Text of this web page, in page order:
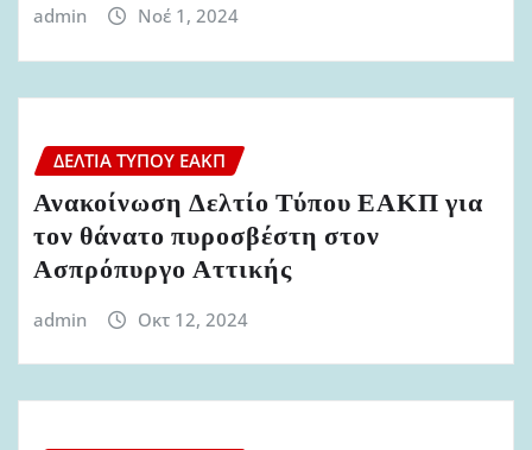
admin Νοέ 1, 2024
ΔΕΛΤΊΑ ΤΎΠΟΥ ΕΑΚΠ
Ανακοίνωση Δελτίο Τύπου ΕΑΚΠ για
τον θάνατο πυροσβέστη στον
Ασπρόπυργο Αττικής
admin Οκτ 12, 2024